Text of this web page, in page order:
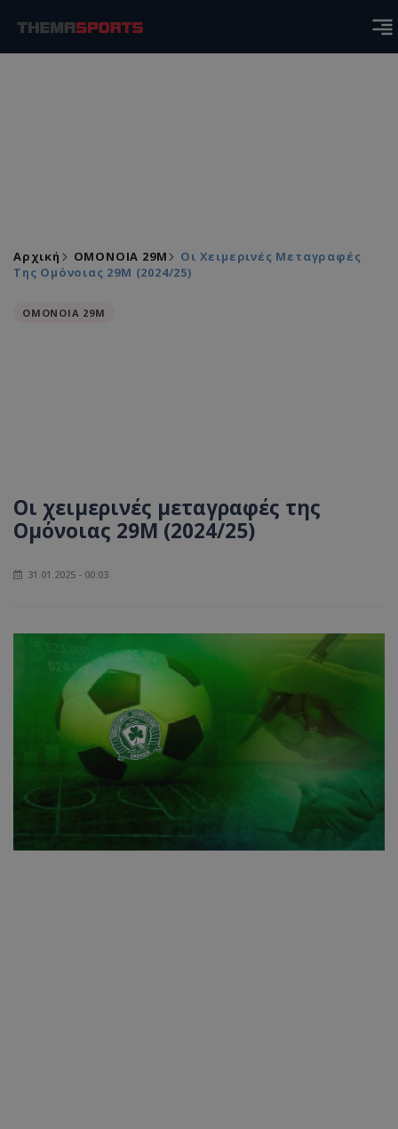
Αρχική ΟΜΟΝΟΙΑ 29Μ
Οι Χειμερινές Μεταγραφές
Της Ομόνοιας 29Μ (2024/25)
ΟΜΟΝΟΙΑ 29Μ
Οι χειμερινές μεταγραφές της
Ομόνοιας 29Μ (2024/25)
31.01.2025 - 00:03